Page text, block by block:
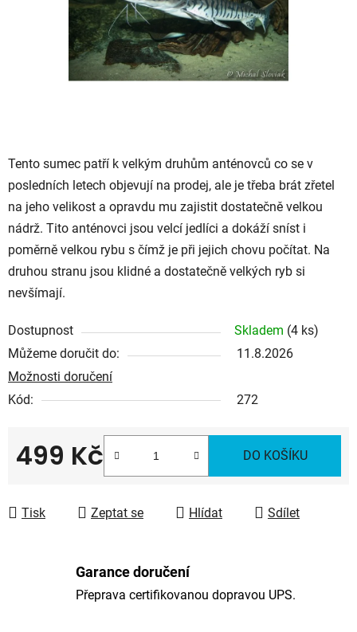
Tento sumec patří k velkým druhům anténovců co se v
posledních letech objevují na prodej, ale je třeba brát zřetel
na jeho velikost a opravdu mu zajistit dostatečně velkou
nádrž. Tito anténovci jsou velcí jedlíci a dokáží sníst i
poměrně velkou rybu s čímž je při jejich chovu počítat. Na
druhou stranu jsou klidné a dostatečně velkých ryb si
nevšímají.
Dostupnost Skladem (4 ks)
Můžeme doručit do:
11.8.2026
Možnosti doručení
Kód:
272
499 Kč DO KOŠÍKU
Tisk Zeptat se Hlídat Sdílet
Garance doručení
Přeprava certifikovanou dopravou UPS.